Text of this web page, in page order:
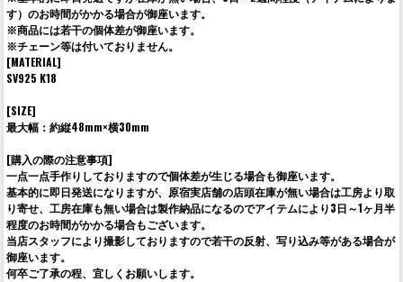
す）のお時間がかかる場合が御座います。
※商品には若干の個体差が御座います。
※チェーン等は付いておりません。
[MATERIAL]
SV925 K18
[SIZE]
最大幅：約縦48mm×横30mm
[購入の際の注意事項]
一点一点手作りしておりますので個体差が生じる場合も御座います。
基本的に即日発送になりますが、原宿実店舗の店頭在庫が無い場合は工房より取
り寄せ、工房在庫も無い場合は製作納品になるのでアイテムにより3日～1ヶ月半
程度のお時間がかかる場合もございます。
当店スタッフにより撮影しておりますので若干の反射、写り込み等がある場合が
御座います。
何卒ご了承の程、宜しくお願いします。